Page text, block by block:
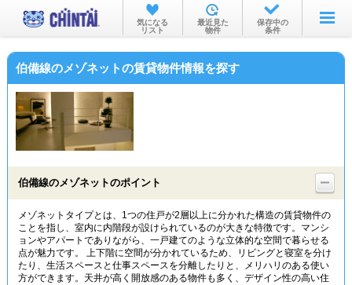
お部屋を探す
沿線・駅から
物件特集から
TOP
気になる
リスト
最近見た
物件
保存中の
条件
伯備線のメゾネットの賃貸物件情報を探す
伯備線のメゾネットのポイント
メゾネットタイプとは、1つの住戸が2層以上に分かれた構造の賃貸物件の
ことを指し、室内に内階段が設けられているのが大きな特徴です。マンシ
ョンやアパートでありながら、一戸建てのような立体的な空間で暮らせる
点が魅力です。 上下階に空間が分かれているため、リビングと寝室を分け
たり、生活スペースと仕事スペースを分離したりと、メリハリのある使い
方ができます。天井が高く開放感のある物件も多く、デザイン性の高い住